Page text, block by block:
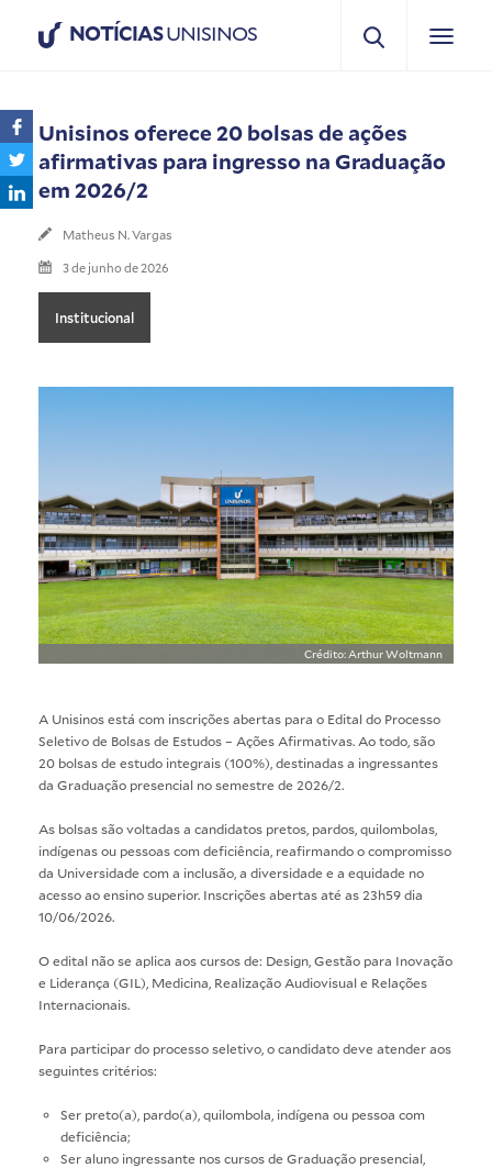
NOTÍCIASUNISINOS
Unisinos oferece 20 bolsas de ações
afirmativas para ingresso na Graduação
em 2026/2
Matheus N. Vargas
3 de junho de 2026
Institucional
Crédito: Arthur Woltmann
A Unisinos está com inscrições abertas para o Edital do Processo
Seletivo de Bolsas de Estudos – Ações Afirmativas. Ao todo, são
20 bolsas de estudo integrais (100%), destinadas a ingressantes
da Graduação presencial no semestre de 2026/2.
As bolsas são voltadas a candidatos pretos, pardos, quilombolas,
indígenas ou pessoas com deficiência, reafirmando o compromisso
da Universidade com a inclusão, a diversidade e a equidade no
acesso ao ensino superior. Inscrições abertas até as 23h59 dia
10/06/2026.
O edital não se aplica aos cursos de: Design, Gestão para Inovação
e Liderança (GIL), Medicina, Realização Audiovisual e Relações
Internacionais.
Para participar do processo seletivo, o candidato deve atender aos
seguintes critérios:
Ser preto(a), pardo(a), quilombola, indígena ou pessoa com
deficiência;
Ser aluno ingressante nos cursos de Graduação presencial,